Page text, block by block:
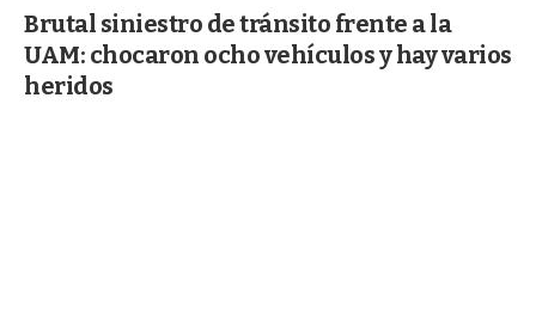
Brutal siniestro de tránsito frente a la
UAM: chocaron ocho vehículos y hay varios
heridos